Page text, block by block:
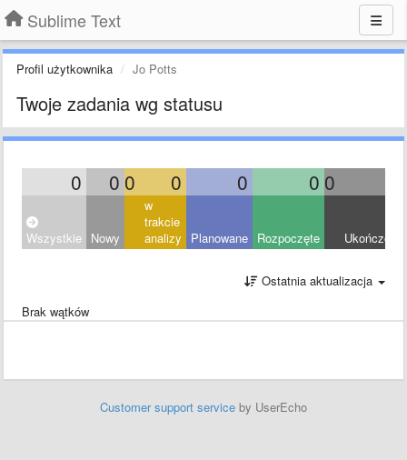
Sublime Text
Profil użytkownika Jo Potts
Twoje zadania wg statusu
0 0 0 0 0 0 0
Wszystkie Nowy
w
trakcie
analizy
Planowane Rozpoczęte Ukończony
Ostatnia aktualizacja
Brak wątków
Customer support service by UserEcho